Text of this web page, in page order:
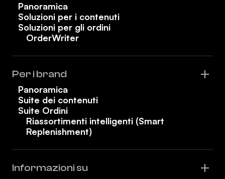
Panoramica
Soluzioni per i contenuti
Soluzioni per gli ordini
OrderWriter
Per i brand
Panoramica
Suite dei contenuti
Suite Ordini
Riassortimenti intelligenti (Smart
Replenishment)
Informazioni su